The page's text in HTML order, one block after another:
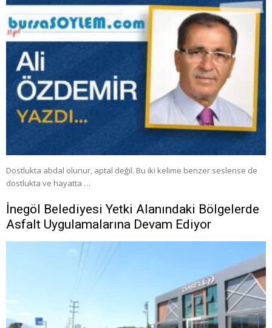
Dostlukta abdal olunur, aptal değil. Bu iki kelime benzer seslense de
dostlukta ve hayatta …
İnegöl Belediyesi Yetki Alanındaki Bölgelerde
Asfalt Uygulamalarına Devam Ediyor